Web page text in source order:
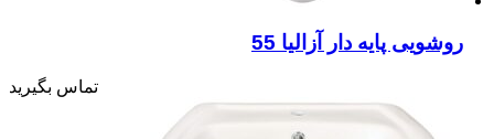
روشویی پایه دار آزالیا 55
تماس بگیرید